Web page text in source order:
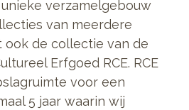
verzamelgebouw
van meerdere
de collectie van de
Erfgoed RCE. RCE
voor een
5 jaar waarin wij